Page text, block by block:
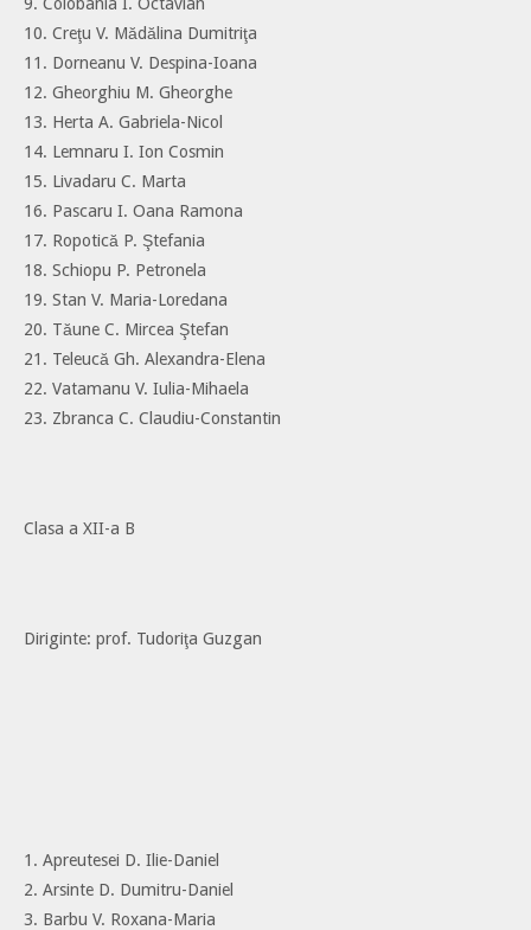
10. Creţu V. Mădălina Dumitriţa
11. Dorneanu V. Despina-Ioana
12. Gheorghiu M. Gheorghe
13. Herta A. Gabriela-Nicol
14. Lemnaru I. Ion Cosmin
15. Livadaru C. Marta
16. Pascaru I. Oana Ramona
17. Ropotică P. Ştefania
18. Schiopu P. Petronela
19. Stan V. Maria-Loredana
20. Tăune C. Mircea Ştefan
21. Teleucă Gh. Alexandra-Elena
22. Vatamanu V. Iulia-Mihaela
23. Zbranca C. Claudiu-Constantin
Clasa a XII-a B
Diriginte: prof. Tudoriţa Guzgan
1. Apreutesei D. Ilie-Daniel
2. Arsinte D. Dumitru-Daniel
3. Barbu V. Roxana-Maria